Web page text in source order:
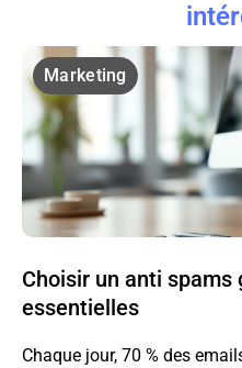
Marketing
Choisir un anti
essentielles
Chaque jour, 70 % des